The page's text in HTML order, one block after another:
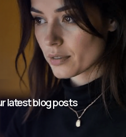
latest blog posts